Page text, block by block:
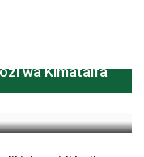
wa Kimataifa